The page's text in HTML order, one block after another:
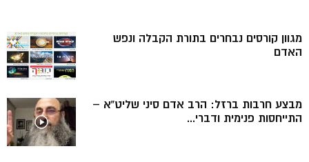
מגוון קורסים נבחרים בתורת הקבלה ונפש
האדם
מבצע חרבות ברזל: הרב אדם סיני שליט”א –
התייחסות פנימית ודברי...